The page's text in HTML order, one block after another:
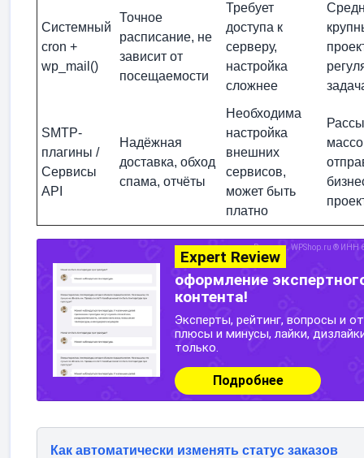
Системный
cron +
wp_mail()
Точное
расписание, не
зависит от
посещаемости
Требует
доступа к
серверу,
настройка
сложнее
SMTP-
плагины /
Сервисы
API
Надёжная
доставка, обход
спама, отчёты
Необходима
настройка
внешних
сервисов,
может быть
платно
Как автоматически изменять статус заказов